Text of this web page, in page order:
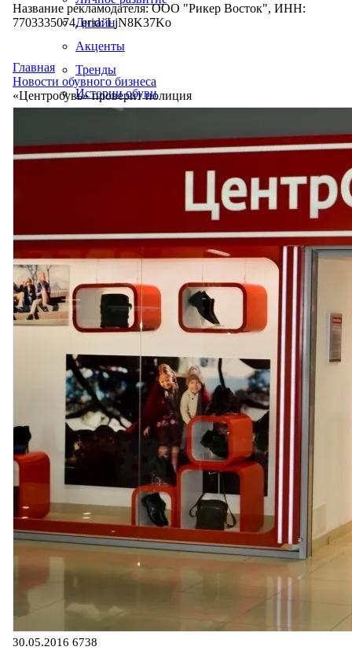
Дизайн
Акценты
Тренды
Истории обуви
Название рекламодателя: ООО "Рикер Восток", ИНН:
7703335074, erid: LjN8K37Ko
Главная
Новости обувного бизнеса
«Центробувь» проверит полиция
30.05.2016 6738